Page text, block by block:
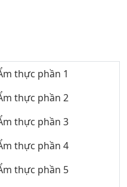
thực phần 1
thực phần 2
thực phần 3
thực phần 4
thực phần 5